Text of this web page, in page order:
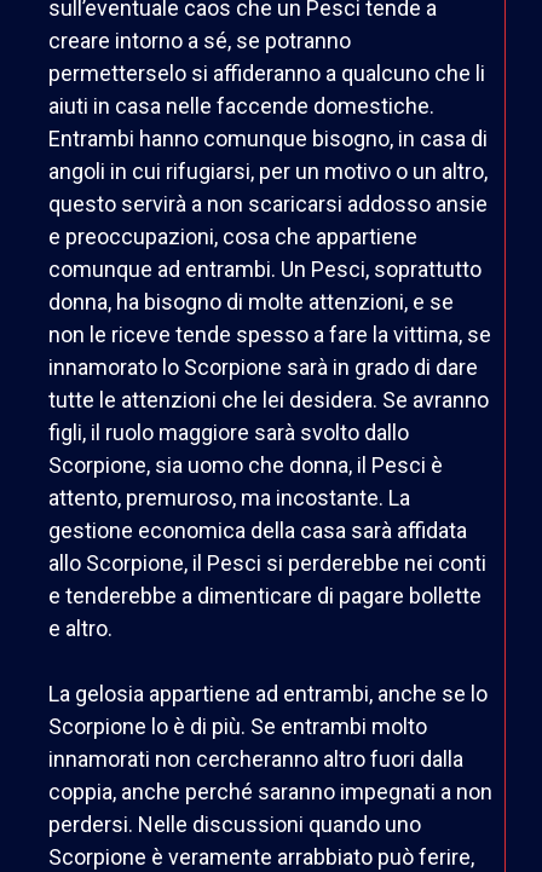
sull’eventuale caos che un Pesci tende a
creare intorno a sé, se potranno
permetterselo si affideranno a qualcuno che li
aiuti in casa nelle faccende domestiche.
Entrambi hanno comunque bisogno, in casa di
angoli in cui rifugiarsi, per un motivo o un altro,
questo servirà a non scaricarsi addosso ansie
e preoccupazioni, cosa che appartiene
comunque ad entrambi. Un Pesci, soprattutto
donna, ha bisogno di molte attenzioni, e se
non le riceve tende spesso a fare la vittima, se
innamorato lo Scorpione sarà in grado di dare
tutte le attenzioni che lei desidera. Se avranno
figli, il ruolo maggiore sarà svolto dallo
Scorpione, sia uomo che donna, il Pesci è
attento, premuroso, ma incostante. La
gestione economica della casa sarà affidata
allo Scorpione, il Pesci si perderebbe nei conti
e tenderebbe a dimenticare di pagare bollette
e altro.
La gelosia appartiene ad entrambi, anche se lo
Scorpione lo è di più. Se entrambi molto
innamorati non cercheranno altro fuori dalla
coppia, anche perché saranno impegnati a non
perdersi. Nelle discussioni quando uno
Scorpione è veramente arrabbiato può ferire,